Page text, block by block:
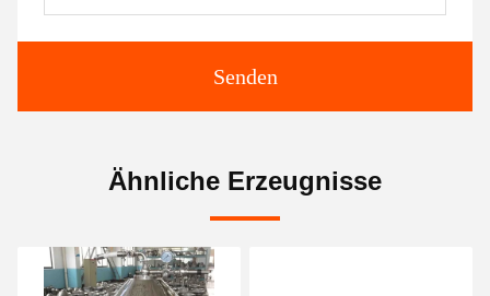
Senden
Ähnliche Erzeugnisse